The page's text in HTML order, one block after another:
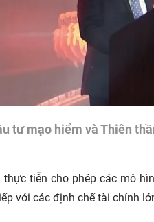
tư mạo hiểm và Thiên
tiễn cho phép các mô
với các định chế tài chính